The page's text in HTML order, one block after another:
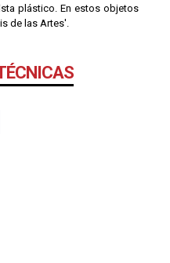
plástico. En estos objetos
de las Artes'.